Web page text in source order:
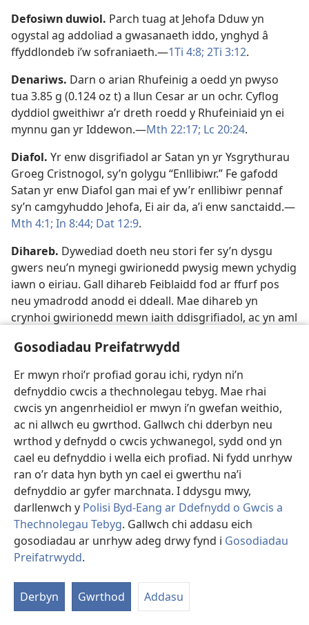
Gosodiadau Preifatrwydd
Er mwyn rhoi’r profiad gorau ichi, rydyn ni’n
defnyddio cwcis a thechnolegau tebyg. Mae rhai
cwcis yn angenrheidiol er mwyn i’n gwefan weithio,
ac ni allwch eu gwrthod. Gallwch chi dderbyn neu
wrthod y defnydd o cwcis ychwanegol, sydd ond yn
cael eu defnyddio i wella eich profiad. Ni fydd unrhyw
ran o’r data hyn byth yn cael ei gwerthu na’i
defnyddio ar gyfer marchnata. I ddysgu mwy,
darllenwch y Polisi Byd-Eang ar Ddefnydd o Gwcis a
Thechnolegau Tebyg. Gallwch chi addasu eich
gosodiadau ar unrhyw adeg drwy fynd i Gosodiadau
Preifatrwydd.
Derbyn Gwrthod Addasu
Defosiwn duwiol. Parch tuag at Jehofa Dduw yn
ogystal ag addoliad a gwasanaeth iddo, ynghyd â
ffyddlondeb i’w sofraniaeth.—1Ti 4:8; 2Ti 3:12.
Denariws. Darn o arian Rhufeinig a oedd yn pwyso
tua 3.85 g (0.124 oz t) a llun Cesar ar un ochr. Cyflog
dyddiol gweithiwr a’r dreth roedd y Rhufeiniaid yn ei
mynnu gan yr Iddewon.—Mth 22:17; Lc 20:24.
Diafol. Yr enw disgrifiadol ar Satan yn yr Ysgrythurau
Groeg Cristnogol, sy’n golygu “Enllibiwr.” Fe gafodd
Satan yr enw Diafol gan mai ef yw’r enllibiwr pennaf
sy’n camgyhuddo Jehofa, Ei air da, a’i enw sanctaidd.—
Mth 4:1; In 8:44; Dat 12:9.
Dihareb. Dywediad doeth neu stori fer sy’n dysgu
gwers neu’n mynegi gwirionedd pwysig mewn ychydig
iawn o eiriau. Gall dihareb Feiblaidd fod ar ffurf pos
neu ymadrodd anodd ei ddeall. Mae dihareb yn
crynhoi gwirionedd mewn iaith ddisgrifiadol, ac yn aml
gyfer bychanu neu ddirmygu rhai pobl.—
2:22
Drachma. Yn yr Ysgrythurau Groeg Cristnogol, mae’r
gair hwn yn cyfeirio at ddarn arian Groegaidd, a oedd
yn pwyso tua 3.4 g (0.109 oz t).—Mth 17:24.
Dweud ffortiwn.Mae rhywun sy’n dweud ffortiwn yn
honni ei fod yn gallu rhagfynegi digwyddiadau’r
dyfodol. Mae offeiriaid sy’n ymarfer hudoliaeth,
dewiniaid ysbrydegol, astrolegwyr, ac eraill yn cael eu
rhestru yn y Beibl fel pobl sy’n gwneud hynny.—
19:31;De 18:11; Act 16:16.
Dyddiau olaf.
rhan olaf o’r dyddiau,’ yn cael eu defnyddio ym
mhroffwydoliaethau’r Beibl i gyfeirio at yr amser pan
fydd digwyddiadau hanesyddol yn dod i’w